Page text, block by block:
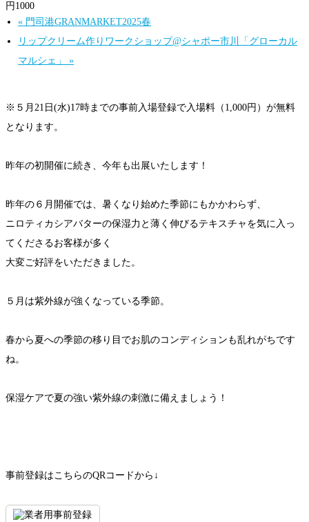
円1000
« 門司港GRANMARKET2025春
リップクリーム作りワークショップ@シャポー市川「グローカル
マルシェ」»
※５月21日(水)17時までの事前入場登録で入場料（1,000円）が無料
となります。
昨年の初開催に続き、今年も出展いたします！
昨年の６月開催では、暑くなり始めた季節にもかかわらず、
ニロティカシアバターの保湿力と薄く伸びるテキスチャを気に入っ
てくださるお客様が多く
大変ご好評をいただきました。
５月は紫外線が強くなっている季節。
春から夏への季節の移り目でお肌のコンディションも乱れがちです
ね。
保湿ケアで夏の強い紫外線の刺激に備えましょう！
事前登録はこちらのQRコードから↓